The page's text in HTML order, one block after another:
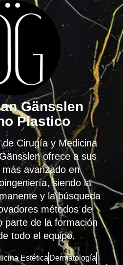
Gänsslen
Plastico
Cirugía y Medicina
ofrece a sus
avanzado en
siendo la
y la búsqueda
métodos de
parte de la formación
todo el equipo.